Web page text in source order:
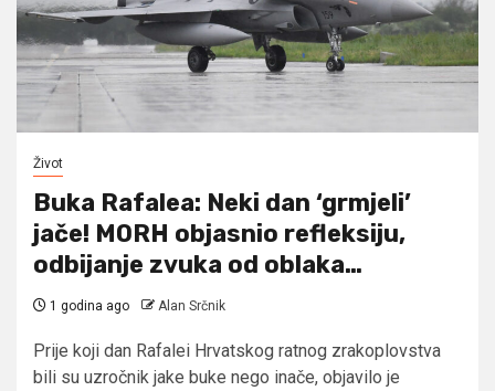
Život
Buka Rafalea: Neki dan ‘grmjeli’
jače! MORH objasnio refleksiju,
odbijanje zvuka od oblaka…
1 godina ago Alan Srčnik
Prije koji dan Rafalei Hrvatskog ratnog zrakoplovstva
bili su uzročnik jake buke nego inače, objavilo je